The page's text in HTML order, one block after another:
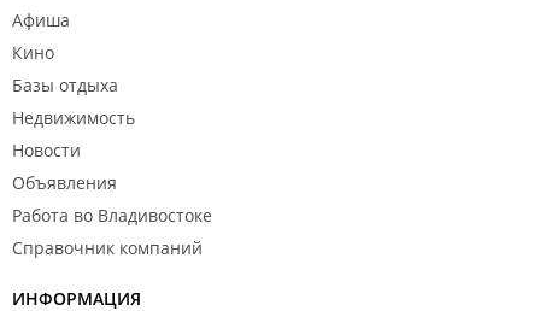
Афиша
Кино
Базы отдыха
Недвижимость
Новости
Объявления
Работа во Владивостоке
Справочник компаний
ИНФОРМАЦИЯ